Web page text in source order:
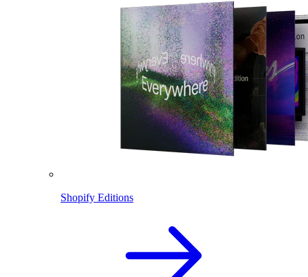
Shopify Editions